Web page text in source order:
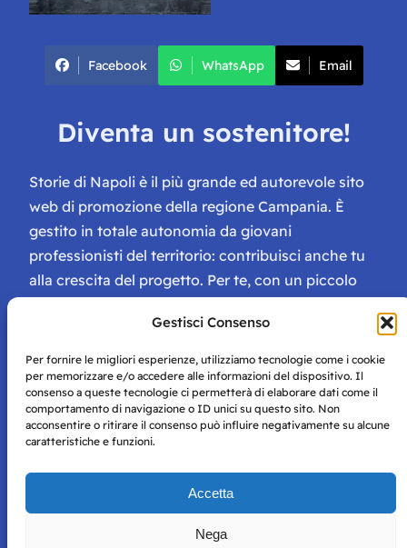
Gestisci Consenso
Per fornire le migliori esperienze, utilizziamo tecnologie come i cookie
per memorizzare e/o accedere alle informazioni del dispositivo. Il
consenso a queste tecnologie ci permetterà di elaborare dati come il
comportamento di navigazione o ID unici su questo sito. Non
acconsentire o ritirare il consenso può influire negativamente su alcune
caratteristiche e funzioni.
Accetta
Nega
Facebook WhatsApp Email
Diventa un sostenitore!
Storie di Napoli è il più grande ed autorevole sito
web di promozione della regione Campania. È
gestito in totale autonomia da giovani
professionisti del territorio: contribuisci anche tu
alla crescita del progetto. Per te, con un piccolo
tessera di Storie Campane, libri e magazine gratis
e inviti ad eventi esclusivi!
Storie di Napoli è una testata registrata presso il tribunale di
per mero scopo didattico e informativo.